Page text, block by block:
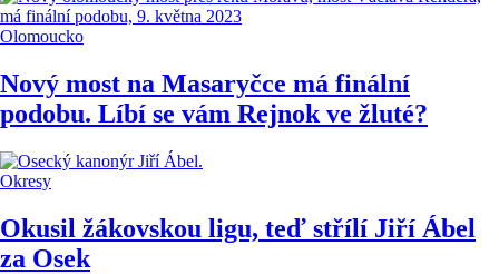
Olomoucko
Nový most na Masaryčce má finální
podobu. Líbí se vám Rejnok ve žluté?
Okresy
Okusil žákovskou ligu, teď střílí Jiří Ábel
za Osek